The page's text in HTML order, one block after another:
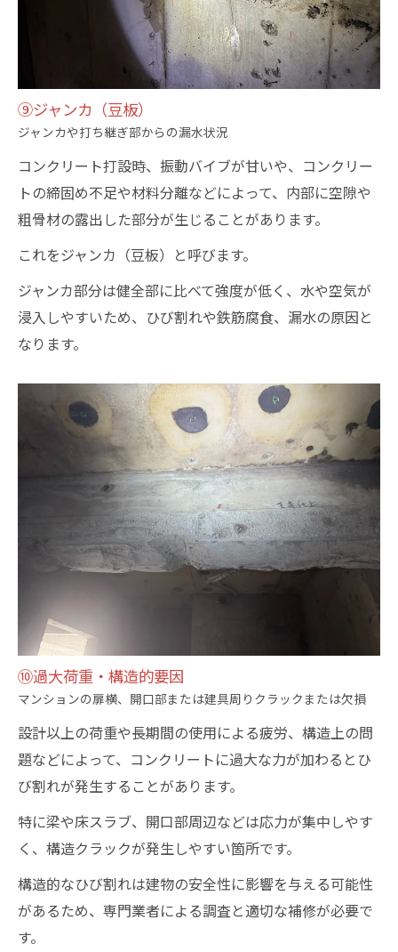
⑨ジャンカ（豆板）
ジャンカや打ち継ぎ部からの漏水状況
コンクリート打設時、振動バイブが甘いや、コンクリー
トの締固め不足や材料分離などによって、内部に空隙や
粗骨材の露出した部分が生じることがあります。
これをジャンカ（豆板）と呼びます。
ジャンカ部分は健全部に比べて強度が低く、水や空気が
浸入しやすいため、ひび割れや鉄筋腐食、漏水の原因と
なります。
⑩過大荷重・構造的要因
マンションの扉横、開口部または建具周りクラックまたは欠損
設計以上の荷重や長期間の使用による疲労、構造上の問
題などによって、コンクリートに過大な力が加わるとひ
び割れが発生することがあります。
特に梁や床スラブ、開口部周辺などは応力が集中しやす
く、構造クラックが発生しやすい箇所です。
構造的なひび割れは建物の安全性に影響を与える可能性
があるため、専門業者による調査と適切な補修が必要で
す。